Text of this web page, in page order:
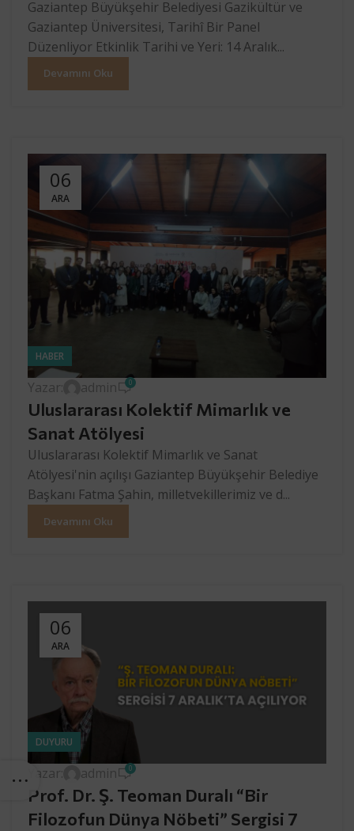
Gaziantep Büyükşehir Belediyesi Gazikültür ve
Gaziantep Üniversitesi, Tarihî Bir Panel
Düzenliyor Etkinlik Tarihi ve Yeri: 14 Aralık...
Devamını Oku
06
ARA
HABER
Yazar: admin 0
Uluslararası Kolektif Mimarlık ve
Sanat Atölyesi
Uluslararası Kolektif Mimarlık ve Sanat
Atölyesi'nin açılışı Gaziantep Büyükşehir Belediye
Başkanı Fatma Şahin, milletvekillerimiz ve d...
Devamını Oku
06
ARA
DUYURU
Yazar: admin 0
Prof. Dr. Ş. Teoman Duralı “Bir
Filozofun Dünya Nöbeti” Sergisi 7